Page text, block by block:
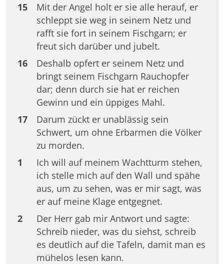
15
Mit der Angel holt er sie alle herauf, er
schleppt sie weg in seinem Netz und
rafft sie fort in seinem Fischgarn; er
freut sich darüber und jubelt.
16
Deshalb opfert er seinem Netz und
bringt seinem Fischgarn Rauchopfer
dar; denn durch sie hat er reichen
Gewinn und ein üppiges Mahl.
17
Darum zückt er unablässig sein
Schwert, um ohne Erbarmen die Völker
zu morden.
1
Ich will auf meinem Wachtturm stehen,
ich stelle mich auf den Wall und spähe
aus, um zu sehen, was er mir sagt, was
er auf meine Klage entgegnet.
2
Der Herr gab mir Antwort und sagte:
Schreib nieder, was du siehst, schreib
es deutlich auf die Tafeln, damit man es
mühelos lesen kann.